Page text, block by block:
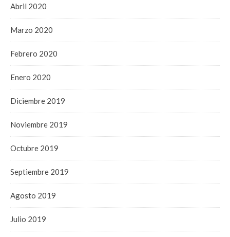
Abril 2020
Marzo 2020
Febrero 2020
Enero 2020
Diciembre 2019
Noviembre 2019
Octubre 2019
Septiembre 2019
Agosto 2019
Julio 2019